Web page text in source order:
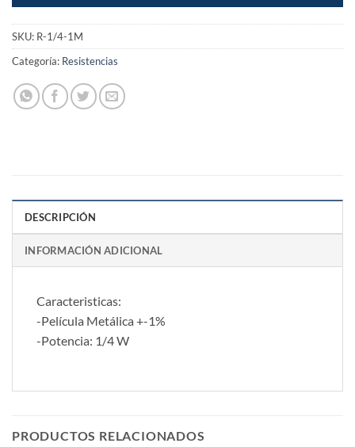
SKU: R-1/4-1M
Categoría: Resistencias
DESCRIPCIÓN
INFORMACIÓN ADICIONAL
Caracteristicas:
-Película Metálica +-1%
-Potencia: 1/4 W
PRODUCTOS RELACIONADOS